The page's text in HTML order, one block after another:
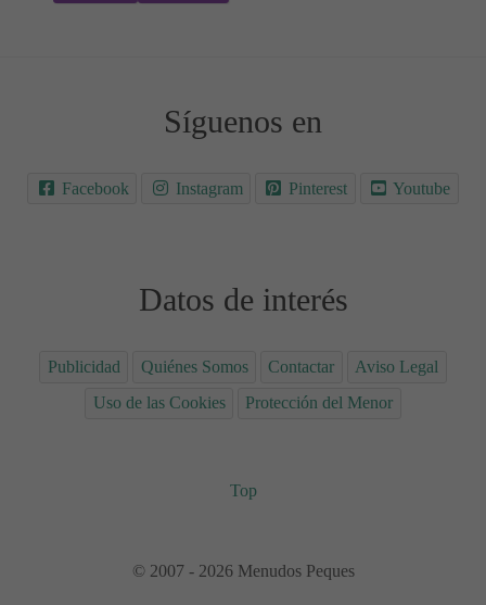
Síguenos en
Facebook Instagram Pinterest Youtube
Datos de interés
Publicidad Quiénes Somos Contactar
Aviso Legal
Uso de las Cookies
Protección del Menor
Top
© 2007 - 2026 Menudos Peques